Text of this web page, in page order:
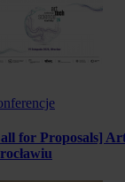
for Proposals]